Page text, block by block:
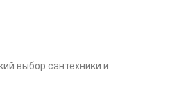
выбор сантехники и